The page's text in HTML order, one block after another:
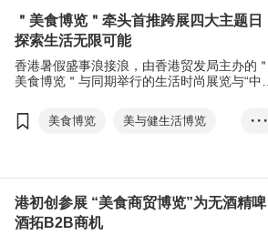
香港国际茶展
国际现代化中医药及健康产品会议
食品及饮料
家庭用品
健康及美容产品
＂美食博览＂牵头首推跨展四大主题日
探索生活无限可能
香港暑假盛事浪接浪，由香港贸发局主办的＂
美食博览＂与同期举行的生活时尚展览与“中医
日，呈献大江南北美食、美酒佳酿、日韩文化
与身心灵健康的精彩活动及产品，探索生活无
美食博览
美与健生活博览
香港国际茶展
国际现代化中医药及健康产品会议
• • •
港初创参展 “美食商贸博览”为无酒精啤
酒拓B2B商机